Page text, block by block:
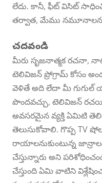
లేదు. కానీ, ఫీట్ విసిట్
తర్వాత, మేము నమూనాలను
చదవండి
మీరు సృజనాత్మక రచనా,
టెలివిజన్ ప్రోగ్రామ్ కోసం
వెళితే అది లేదా మీ గుగుల్
పొందవచ్చు, టెలివిజన్
అవసరమైన వ్యక్తి ఏమిటి
తెలుసుకోవాలి. గొప్ప TV
రాయాలనుకుంటున్న
చేస్తున్నారు అని
చేస్తుంది ఏమి వాటిని